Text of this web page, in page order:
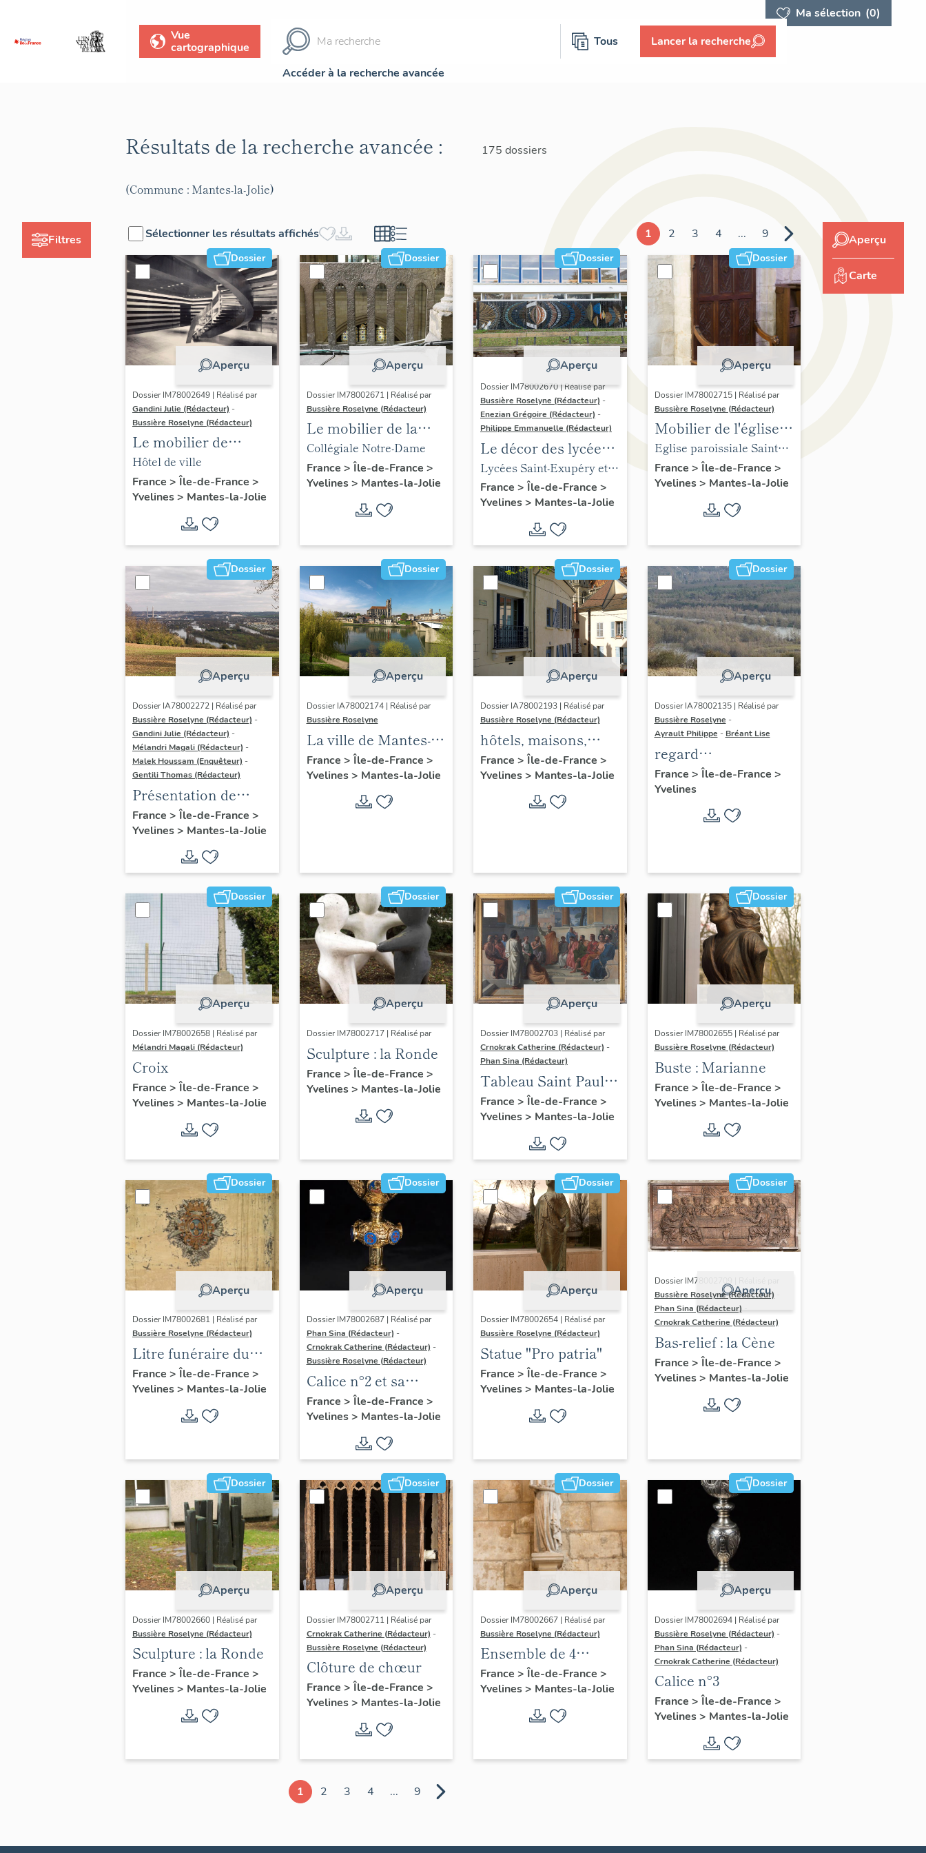
Ma sélection (0)
Vue
cartographique
Tous Lancer la recherche
Accéder à la recherche avancée
Filtres
Résultats de la recherche avancée : 175 dossiers
(Commune : Mantes-la-Jolie)
Sélectionner les résultats affichés 1 2 3 4 ... 9
Dossier
Aperçu
Dossier IM78002649 | Réalisé par
Gandini Julie (Rédacteur) -
Bussière Roselyne (Rédacteur)
Le mobilier de
l'hôtel de ville
Hôtel de ville
France > Île-de-France >
Yvelines> Mantes-la-Jolie
Dossier
Aperçu
Dossier IM78002671 | Réalisé par
Bussière Roselyne (Rédacteur)
Le mobilier de la
collégiale
Collégiale Notre-Dame
France > Île-de-France >
Yvelines> Mantes-la-Jolie
Dossier
Aperçu
Dossier IM78002670 | Réalisé par
Bussière Roselyne (Rédacteur) -
Enezian Grégoire (Rédacteur) -
Philippe Emmanuelle (Rédacteur)
Le décor des lycées
de Mantes
Lycées Saint-Exupéry et
Jean Rostand
France > Île-de-France >
Yvelines> Mantes-la-Jolie
Dossier
Aperçu
Dossier IM78002715 | Réalisé par
Bussière Roselyne (Rédacteur)
Mobilier de l'église
Sainte-Anne de
Gassicourt
Eglise paroissiale Sainte-
Anne
France > Île-de-France >
Yvelines> Mantes-la-Jolie
Dossier
Aperçu
Dossier IA78002272 | Réalisé par
Bussière Roselyne (Rédacteur) -
Gandini Julie (Rédacteur) -
Mélandri Magali (Rédacteur) -
Malek Houssam (Enquêteur) -
Gentili Thomas (Rédacteur)
Présentation de
l'étude
France > Île-de-France >
Yvelines> Mantes-la-Jolie
Dossier
Aperçu
Dossier IA78002174 | Réalisé par
Bussière Roselyne
La ville de Mantes-la-
Jolie
France > Île-de-France >
Yvelines> Mantes-la-Jolie
Dossier
Aperçu
Dossier IA78002193 | Réalisé par
Bussière Roselyne (Rédacteur)
hôtels, maisons,
immeubles
France > Île-de-France >
Yvelines> Mantes-la-Jolie
Dossier
Aperçu
Dossier IA78002135 | Réalisé par
Bussière Roselyne -
Ayrault Philippe - Bréant Lise
regard
photographique sur
le territoire de Seine-
France > Île-de-France >
Yvelines
Dossier
Aperçu
Dossier IM78002658 | Réalisé par
Mélandri Magali (Rédacteur)
Croix
France > Île-de-France >
Yvelines> Mantes-la-Jolie
Dossier
Aperçu
Dossier IM78002717 | Réalisé par
Sculpture : la Ronde
France > Île-de-France >
Yvelines> Mantes-la-Jolie
Dossier
Aperçu
Dossier IM78002703 | Réalisé par
Crnokrak Catherine (Rédacteur) -
Phan Sina (Rédacteur)
Tableau Saint Paul à
Athènes
France > Île-de-France >
Yvelines> Mantes-la-Jolie
Dossier
Aperçu
Dossier IM78002655 | Réalisé par
Bussière Roselyne (Rédacteur)
Buste : Marianne
France > Île-de-France >
Yvelines> Mantes-la-Jolie
Dossier
Aperçu
Dossier IM78002681 | Réalisé par
Bussière Roselyne (Rédacteur)
Litre funéraire du
prince de Conti
France > Île-de-France >
Yvelines> Mantes-la-Jolie
Dossier
Aperçu
Dossier IM78002687 | Réalisé par
Phan Sina (Rédacteur) -
Crnokrak Catherine (Rédacteur) -
Bussière Roselyne (Rédacteur)
Calice n°2 et sa
patène
France > Île-de-France >
Yvelines> Mantes-la-Jolie
Dossier
Aperçu
Dossier IM78002654 | Réalisé par
Bussière Roselyne (Rédacteur)
Statue "Pro patria"
France > Île-de-France >
Yvelines> Mantes-la-Jolie
Dossier
Aperçu
Dossier IM78002709 | Réalisé par
Bussière Roselyne (Rédacteur)
Phan Sina (Rédacteur)
Crnokrak Catherine (Rédacteur)
Bas-relief : la Cène
France > Île-de-France >
Yvelines> Mantes-la-Jolie
Dossier
Aperçu
Dossier IM78002660 | Réalisé par
Bussière Roselyne (Rédacteur)
Sculpture : la Ronde
France > Île-de-France >
Yvelines> Mantes-la-Jolie
Dossier
Aperçu
Dossier IM78002711 | Réalisé par
Crnokrak Catherine (Rédacteur) -
Bussière Roselyne (Rédacteur)
Clôture de chœur
France > Île-de-France >
Yvelines> Mantes-la-Jolie
Dossier
Aperçu
Dossier IM78002667 | Réalisé par
Bussière Roselyne (Rédacteur)
Ensemble de 4
statues
France > Île-de-France >
Yvelines> Mantes-la-Jolie
Dossier
Aperçu
Dossier IM78002694 | Réalisé par
Bussière Roselyne (Rédacteur) -
Phan Sina (Rédacteur) -
Crnokrak Catherine (Rédacteur)
Calice n°3
France > Île-de-France >
Yvelines> Mantes-la-Jolie
1 2 3 4 ... 9
Aperçu
Carte